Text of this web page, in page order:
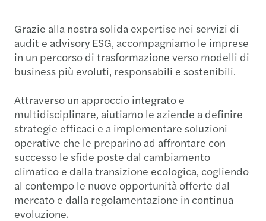
Grazie alla nostra solida expertise nei servizi di
audit e advisory ESG, accompagniamo le imprese
in un percorso di trasformazione verso modelli di
business più evoluti, responsabili e sostenibili.
Attraverso un approccio integrato e
multidisciplinare, aiutiamo le aziende a definire
strategie efficaci e a implementare soluzioni
operative che le preparino ad affrontare con
successo le sfide poste dal cambiamento
climatico e dalla transizione ecologica, cogliendo
al contempo le nuove opportunità offerte dal
mercato e dalla regolamentazione in continua
evoluzione.